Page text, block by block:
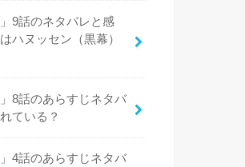
9話のネタバレと感
ハヌッセン（黒幕）
8話のあらすじネタバ
ている？
4話のあらすじネタバ